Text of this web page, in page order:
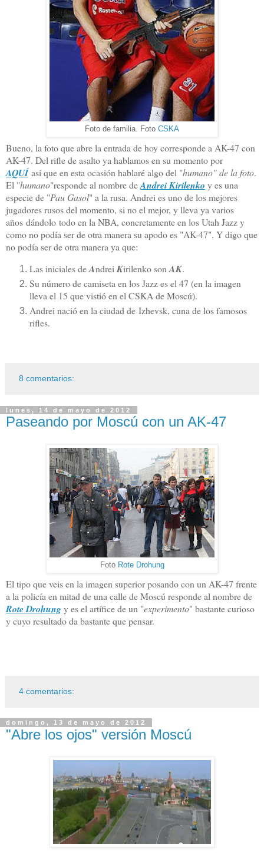
Foto de familia. Foto CSKA
Bueno, la foto que abre la entrada de hoy corresponde a AK-47 con
AK-47. Del rifle de asalto ya hablamos en su momento por
AQUÍasí que en esta ocasión hablaré algo del "humano" de la foto.
El "humano"responde al nombre deAndrei Kirilenko y es una
especie de "Pau Gasol" a la rusa. Andrei es uno de los mejores
jugadores rusos del momento, si no el mejor, y lleva ya varios
años dándolo todo en la NBA, concretamente en los Utah Jazz y
como no podía ser de otra manera su apodo es "AK-47". Y digo que
no podía ser de otra manera ya que:
Las iniciales deAndrei Kirilenko son AK.
Su número de camiseta en los Jazz es el 47 (en la imagen
lleva el 15 que vistió en el CSKA de Moscú).
Andrei nació en la ciudad de Izhevsk, cuna de los famosos
rifles.
8 comentarios:
lunes, 14 de mayo de 2012
Paseando por Moscú con un AK-47
Foto Rote Drohung
El tipo que veis en la imagen superior posando con un AK-47 frente
a la policía en mitad de una calle de Moscú responde al nombre de
Rote Drohungy es el artífice de un "experimento" bastante curioso
y cuyo resultado da bastante que pensar.
4 comentarios:
domingo, 13 de mayo de 2012
"Abre los ojos" versión Moscú